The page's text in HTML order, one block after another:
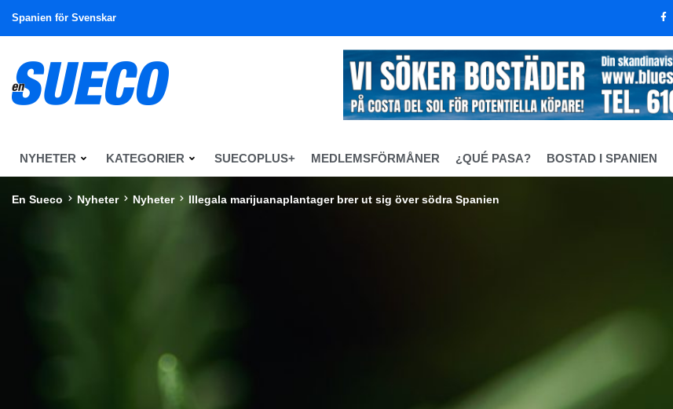
Spanien för Svenskar
NYHETER KATEGORIER SUECOPLUS+ MEDLEMSFÖRMÅNER ¿QUÉ PASA? BOSTAD I SPANIEN
En Sueco Nyheter Nyheter Illegala marijuanaplantager brer ut sig över södra Spanien